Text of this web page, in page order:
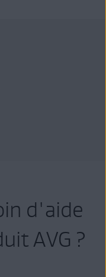
d'aide
AVG ?